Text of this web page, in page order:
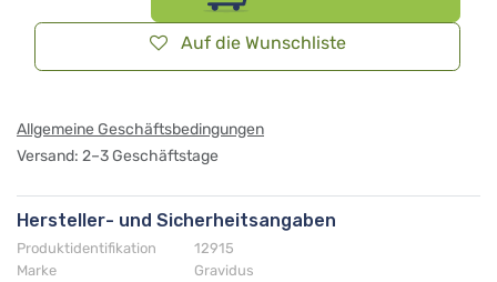
Auf die Wunschliste
Allgemeine Geschäftsbedingungen
Versand: 2–3 Geschäftstage
Hersteller- und Sicherheitsangaben
Produktidentifikation
12915
Marke
Gravidus